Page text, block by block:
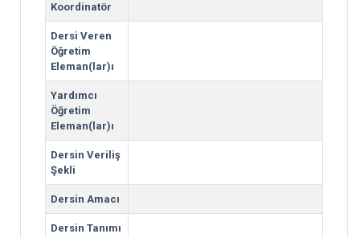
Koordinatör
Dersi Veren
Öğretim
Eleman(lar)ı
Yardımcı
Öğretim
Eleman(lar)ı
Dersin Veriliş
Şekli
Dersin Amacı
Dersin Tanımı